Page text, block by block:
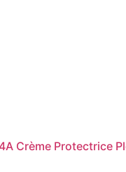
Crème Protectrice